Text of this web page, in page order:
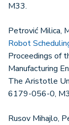
M33.
Petrović Milica,
Robot
Proceedings of
Manufacturing
The Aristotle
6179-056-0,
Rusov Mihajlo,